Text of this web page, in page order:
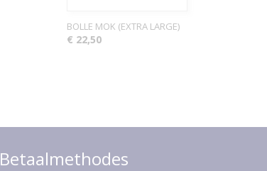
BOLLE MOK (EXTRA LARGE)
€ 22,50
Betaalmethodes